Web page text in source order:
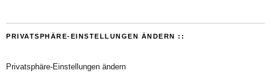
PRIVATSPHÄRE-EINSTELLUNGEN ÄNDERN ::
Privatsphäre-Einstellungen ändern